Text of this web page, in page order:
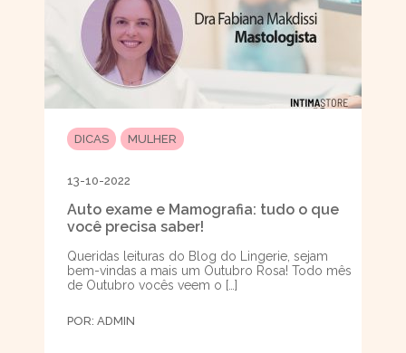
DICAS MULHER
13-10-2022
Auto exame e Mamografia: tudo o que
você precisa saber!
Queridas leituras do Blog do Lingerie, sejam
bem-vindas a mais um Outubro Rosa! Todo mês
de Outubro vocês veem o […]
POR: ADMIN